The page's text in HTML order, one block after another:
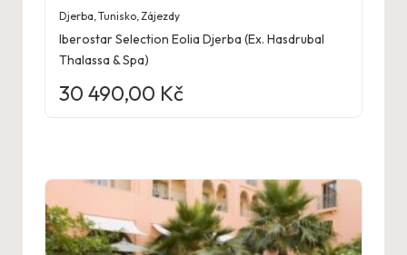
Djerba ,Tunisko Zájezdy
Iberostar Selection Eolia Djerba (Ex. Hasdrubal
Thalassa & Spa)
30 490,00 Kč